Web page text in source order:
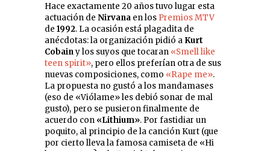
Hace exactamente 20 años tuvo lugar esta
actuación de Nirvana en los Premios MTV
de 1992. La ocasión está plagadita de
anécdotas: la organización pidió a Kurt
Cobainy los suyos que tocaran «Smell like
teen spirit», pero ellos preferían otra de sus
nuevas composiciones, como «Rape me».
La propuesta no gustó a los mandamases
(eso de «Viólame» les debió sonar de mal
gusto), pero se pusieron finalmente de
acuerdo con «Lithium». Por fastidiar un
poquito, al principio de la canción Kurt (que
por cierto lleva la famosa camiseta de «Hi